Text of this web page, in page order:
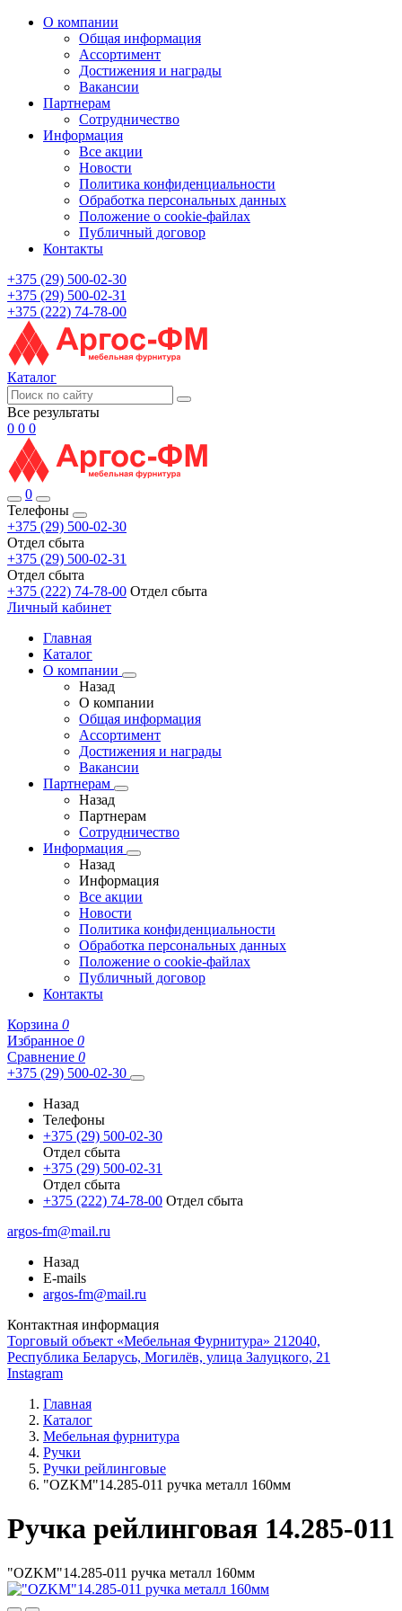
О компании
Общая информация
Ассортимент
Достижения и награды
Вакансии
Партнерам
Сотрудничество
Информация
Все акции
Новости
Политика конфиденциальности
Обработка персональных данных
Положение о cookie-файлах
Публичный договор
Контакты
+375 (29) 500-02-30
+375 (29) 500-02-31
+375 (222) 74-78-00
Каталог
Все результаты
0 0 0
0
Телефоны
+375 (29) 500-02-30
Отдел сбыта
+375 (29) 500-02-31
Отдел сбыта
+375 (222) 74-78-00 Отдел сбыта
Личный кабинет
Главная
Каталог
О компании
Назад
О компании
Общая информация
Ассортимент
Достижения и награды
Вакансии
Партнерам
Назад
Партнерам
Сотрудничество
Информация
Назад
Информация
Все акции
Новости
Политика конфиденциальности
Обработка персональных данных
Положение о cookie-файлах
Публичный договор
Контакты
Корзина 0
Избранное 0
Сравнение 0
+375 (29) 500-02-30
Назад
Телефоны
+375 (29) 500-02-30
Отдел сбыта
+375 (29) 500-02-31
Отдел сбыта
+375 (222) 74-78-00 Отдел сбыта
argos-fm@mail.ru
Назад
E-mails
argos-fm@mail.ru
Контактная информация
Торговый объект «Мебельная Фурнитура» 212040,
Республика Беларусь, Могилёв, улица Залуцкого, 21
Instagram
Главная
Каталог
Мебельная фурнитура
Ручки
Ручки рейлинговые
"OZKM"14.285-011 ручка металл 160мм
Ручка рейлинговая 14.285-011
"OZKM"14.285-011 ручка металл 160мм